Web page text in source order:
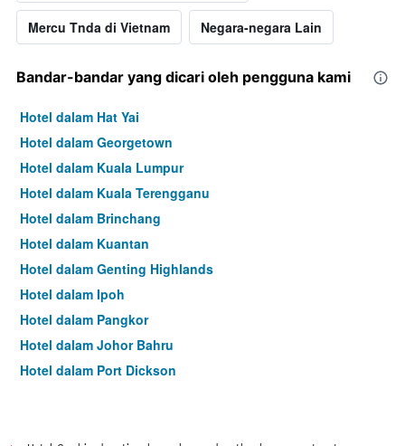
Mercu Tnda di Vietnam Negara-negara Lain
Bandar-bandar yang dicari oleh pengguna kami
Hotel dalam Hat Yai
Hotel dalam Georgetown
Hotel dalam Kuala Lumpur
Hotel dalam Kuala Terengganu
Hotel dalam Brinchang
Hotel dalam Kuantan
Hotel dalam Genting Highlands
Hotel dalam Ipoh
Hotel dalam Pangkor
Hotel dalam Johor Bahru
Hotel dalam Port Dickson